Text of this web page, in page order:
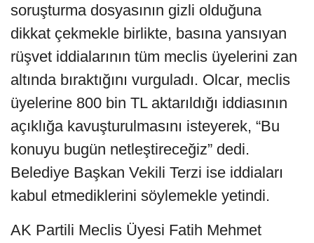
soruşturma dosyasının gizli olduğuna
dikkat çekmekle birlikte, basına yansıyan
rüşvet iddialarının tüm meclis üyelerini zan
altında bıraktığını vurguladı. Olcar, meclis
üyelerine 800 bin TL aktarıldığı iddiasının
açıklığa kavuşturulmasını isteyerek, “Bu
konuyu bugün netleştireceğiz” dedi.
Belediye Başkan Vekili Terzi ise iddiaları
kabul etmediklerini söylemekle yetindi.
AK Partili Meclis Üyesi Fatih Mehmet